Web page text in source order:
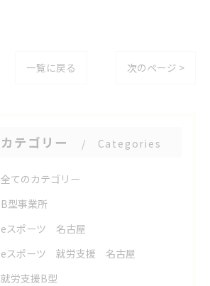
一覧に戻る 次のページ >
カテゴリー Categories
全てのカテゴリー
B型事業所
eスポーツ 名古屋
eスポーツ 就労支援 名古屋
就労支援B型